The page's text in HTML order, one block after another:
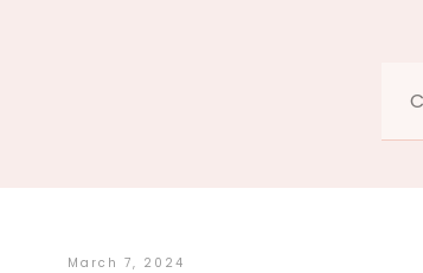
March 7, 2024